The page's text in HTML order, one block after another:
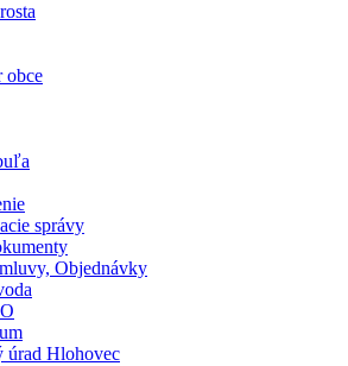
obce
správy
Objednávky
úrad Hlohovec